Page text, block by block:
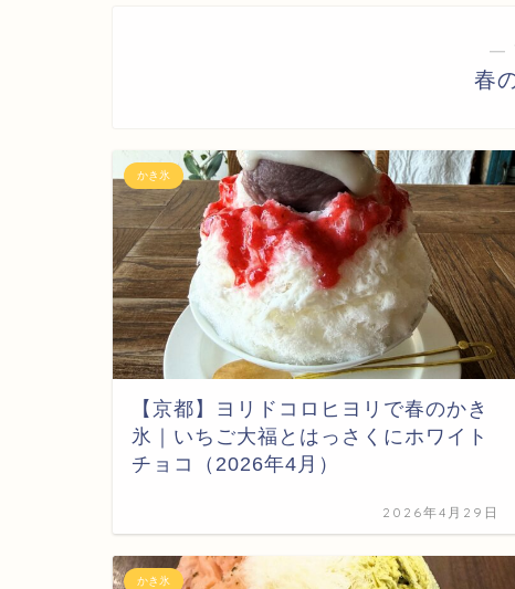
―
春
かき氷
【京都】ヨリドコロヒヨリで春のかき
氷｜いちご大福とはっさくにホワイト
チョコ（2026年4月）
2026年4月29日
かき氷